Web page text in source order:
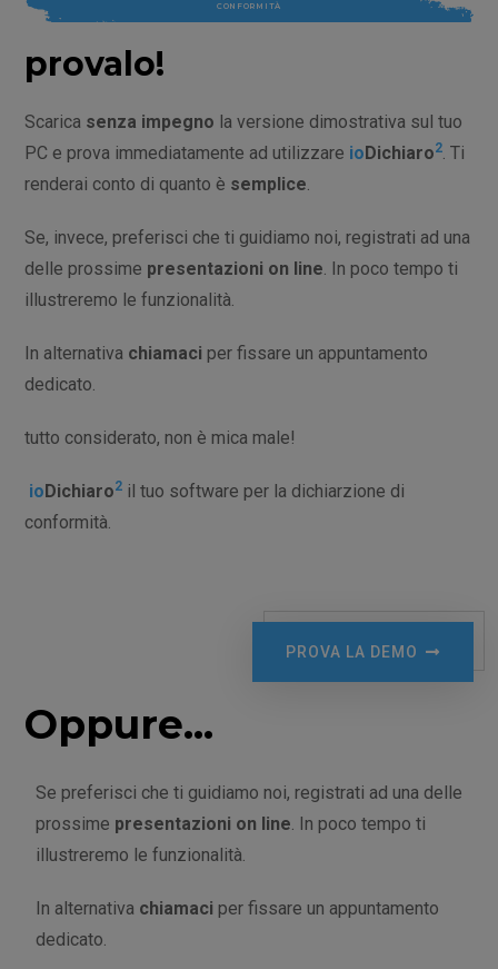
CONFORMITÀ
provalo!
Scarica senza impegno la versione dimostrativa sul tuo
PC e prova immediatamente ad utilizzare io Dichiaro2. Ti
renderai conto di quanto è semplice.
Se, invece, preferisci che ti guidiamo noi, registrati ad una
delle prossime presentazioni on line. In poco tempo ti
illustreremo le funzionalità.
In alternativa chiamaci per fissare un appuntamento
dedicato.
tutto considerato, non è mica male!
io Dichiaro2 il tuo software per la dichiarzione di
conformità.
PROVA LA DEMO
Oppure...
Se preferisci che ti guidiamo noi, registrati ad una delle
prossime presentazioni on line. In poco tempo ti
illustreremo le funzionalità.
In alternativa chiamaci per fissare un appuntamento
dedicato.